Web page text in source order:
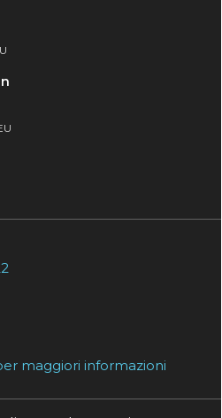
maggiori informazioni